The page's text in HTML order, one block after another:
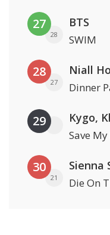
27
28
BTS
SWIM
28
27
Niall
Dinner
29 Kygo,
Save My
30
21
Sienna
Die On